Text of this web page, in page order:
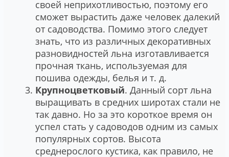
своей неприхотливостью, поэтому его
сможет вырастить даже человек далекий
от садоводства. Помимо этого следует
знать, что из различных декоративных
разновидностей льна изготавливается
прочная ткань, используемая для
пошива одежды, белья и т. д.
Крупноцветковый. Данный сорт льна
выращивать в средних широтах стали не
так давно. Но за это короткое время он
успел стать у садоводов одним из самых
популярных сортов. Высота
среднерослого кустика, как правило, не